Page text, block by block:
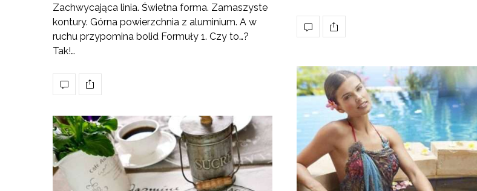
Zachwycająca linia. Świetna forma. Zamaszyste
kontury. Górna powierzchnia z aluminium. A w
ruchu przypomina bolid Formuły 1. Czy to…?
Tak!…